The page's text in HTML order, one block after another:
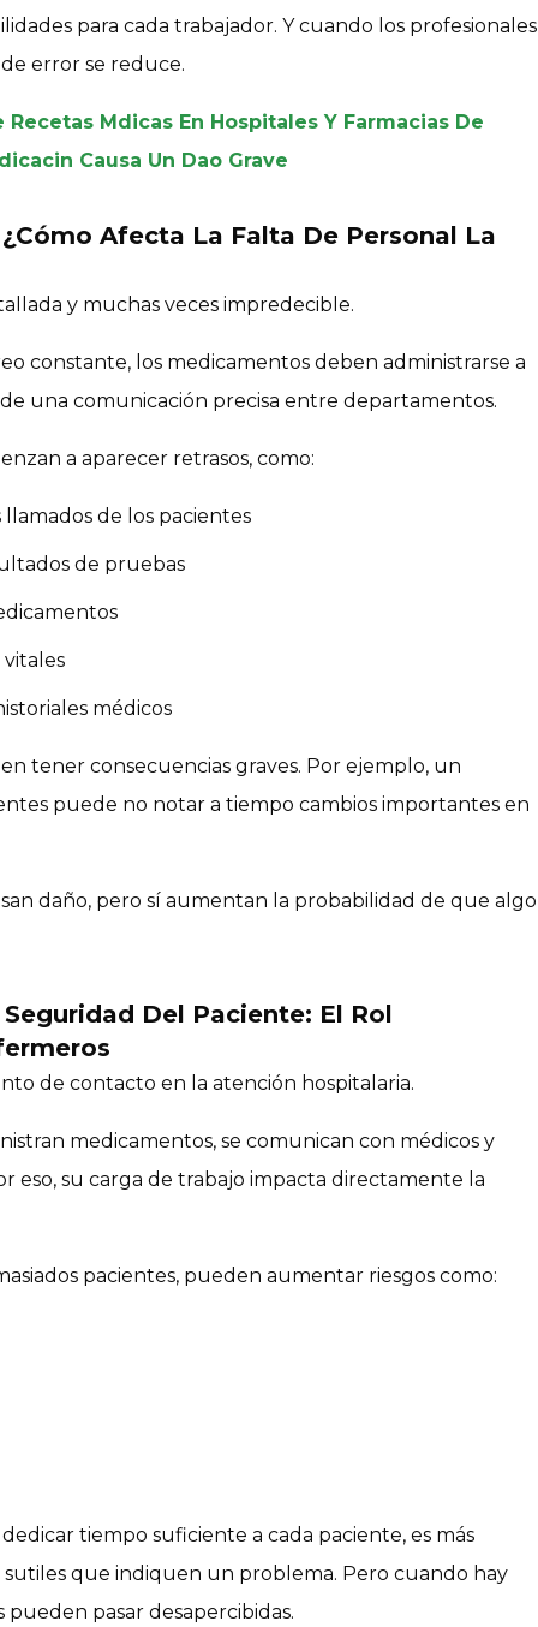
para cada trabajador. Y cuando los profesionales
error se reduce.
Recetas Mdicas En Hospitales Y Farmacias De
Causa Un Dao Grave
Afecta La Falta De Personal La
y muchas veces impredecible.
constante, los medicamentos deben administrarse a
una comunicación precisa entre departamentos.
a aparecer retrasos, como:
llamados de los pacientes
de pruebas
médicos
tener consecuencias graves. Por ejemplo, un
puede no notar a tiempo cambios importantes en
daño, pero sí aumentan la probabilidad de que algo
Del Paciente: El Rol
de contacto en la atención hospitalaria.
medicamentos, se comunican con médicos y
eso, su carga de trabajo impacta directamente la
pacientes, pueden aumentar riesgos como:
tiempo suficiente a cada paciente, es más
que indiquen un problema. Pero cuando hay
pueden pasar desapercibidas.